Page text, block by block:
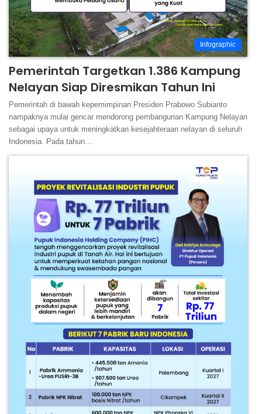
Infographic
Pemerintah Targetkan 1.386 Kampung
Nelayan Siap Diresmikan Tahun Ini
Pemerintah di bawah kepemimpinan Presiden Prabowo Subianto
nampaknya mulai gencar mendorong pembangunan Kampung Nelayan
sebagai upaya untuk meningkatkan kesejahteraan nelayan di seluruh
Indonesia. Pada tahun…